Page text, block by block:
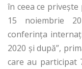
în ceea ce
15 noiembrie
conferinţa
2020 şi după”,
care au participat